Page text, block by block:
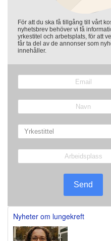
För att du ska få tillgång till vårt
nyhetsbrev behöver vi få
yrkestitel och arbetsplats, för att
får ta del av de annonser som
innehåller.
Send
Nyheter om lungekreft